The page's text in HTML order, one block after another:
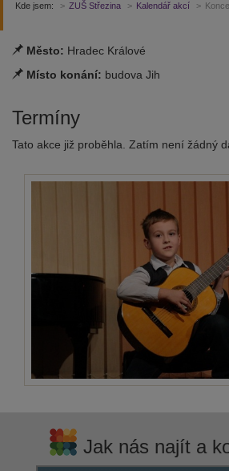
Kde jsem: ZUŠ Střezina Kalendář akcí
Město: Hradec Králové
Místo konání: budova Jih
Termíny
Tato akce již proběhla. Zatím není žádný
Jak nás najít a